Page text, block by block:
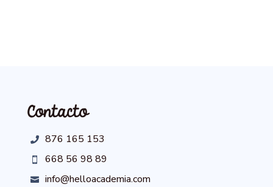
Contacto
 876 165 153
 668 56 98 89
 info@helloacademia.com